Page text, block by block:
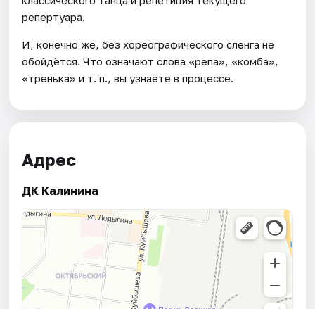
репертуара.
И, конечно же, без хореографического сленга не
обойдётся. Что означают слова «репа», «комба»,
«тренька» и т. п., вы узнаете в процессе.
Адрес
ДК Калинина